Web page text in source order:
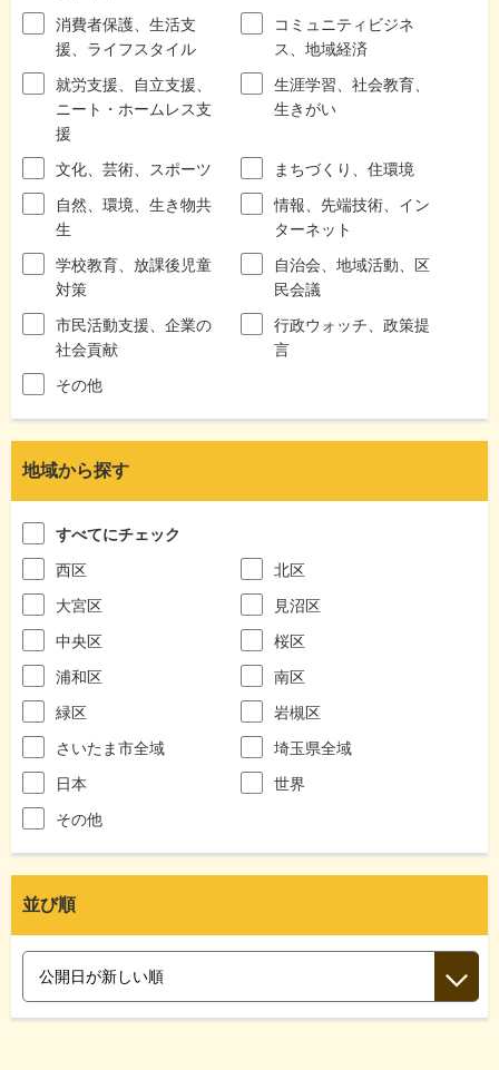
消費者保護、生活支
援、ライフスタイル
コミュニティビジネ
ス、地域経済
就労支援、自立支援、
ニート・ホームレス支
援
生涯学習、社会教育、
生きがい
文化、芸術、スポーツ
まちづくり、住環境
自然、環境、生き物共
生
情報、先端技術、イン
ターネット
学校教育、放課後児童
対策
自治会、地域活動、区
民会議
市民活動支援、企業の
社会貢献
行政ウォッチ、政策提
言
その他
地域から探す
すべてにチェック
西区
北区
大宮区
見沼区
中央区
桜区
浦和区
南区
緑区
岩槻区
さいたま市全域
埼玉県全域
日本
世界
その他
並び順